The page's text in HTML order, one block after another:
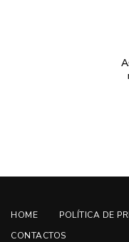
HOME POLÍTICA DE
CONTACTOS